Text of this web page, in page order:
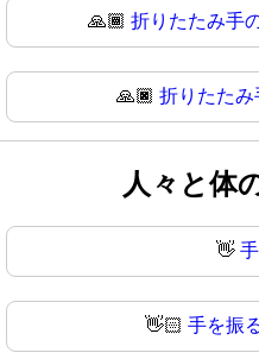
🙏🏾 折りたたみ手
🙏🏿 折りたた
人々と体
👋
👋🏻 手を振